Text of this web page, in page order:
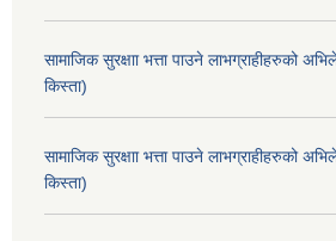
सामाजिक सुरक्षाा भत्ता पाउने लाभग्राहीहरुको
किस्ता)
सामाजिक सुरक्षाा भत्ता पाउने लाभग्राहीहरुको
किस्ता)